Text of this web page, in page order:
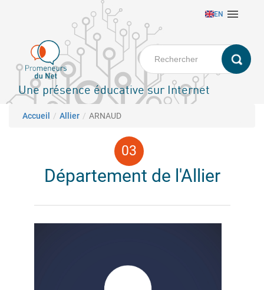
principal
EN 
Une présence éducative sur Internet
Fil d'Ariane
Accueil Allier ARNAUD
Département de l'Allier